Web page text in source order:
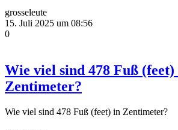
grosseleute
15. Juli 2025 um 08:56
0
Wie viel sind 478 Fuß
Zentimeter?
Wie viel sind 478 Fuß (feet) in Zentimeter?